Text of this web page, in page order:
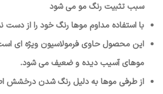
سبب تثبیت رنگ مو می شود
با استفاده مداوم موها رنگ خود را از
این محصول حاوی فرمولاسیون ویژه ای
موهای آسیب دیده و ضعیف می شود.
از طرفی موها به دلیل رنگ شدن درخشش